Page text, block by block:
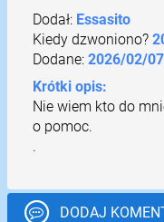
Dodał: Essasito
Kiedy dzwoniono?
Dodane: 2026/02/
Krótki opis:
Nie wiem kto do
o pomoc.
.
DODAJ